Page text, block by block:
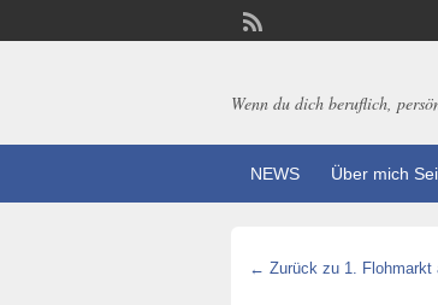
Wenn du dich beruflich,
NEWS Über mich
← Zurück zu 1. Flohmarkt